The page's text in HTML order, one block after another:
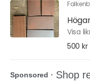
Visa
500 kr